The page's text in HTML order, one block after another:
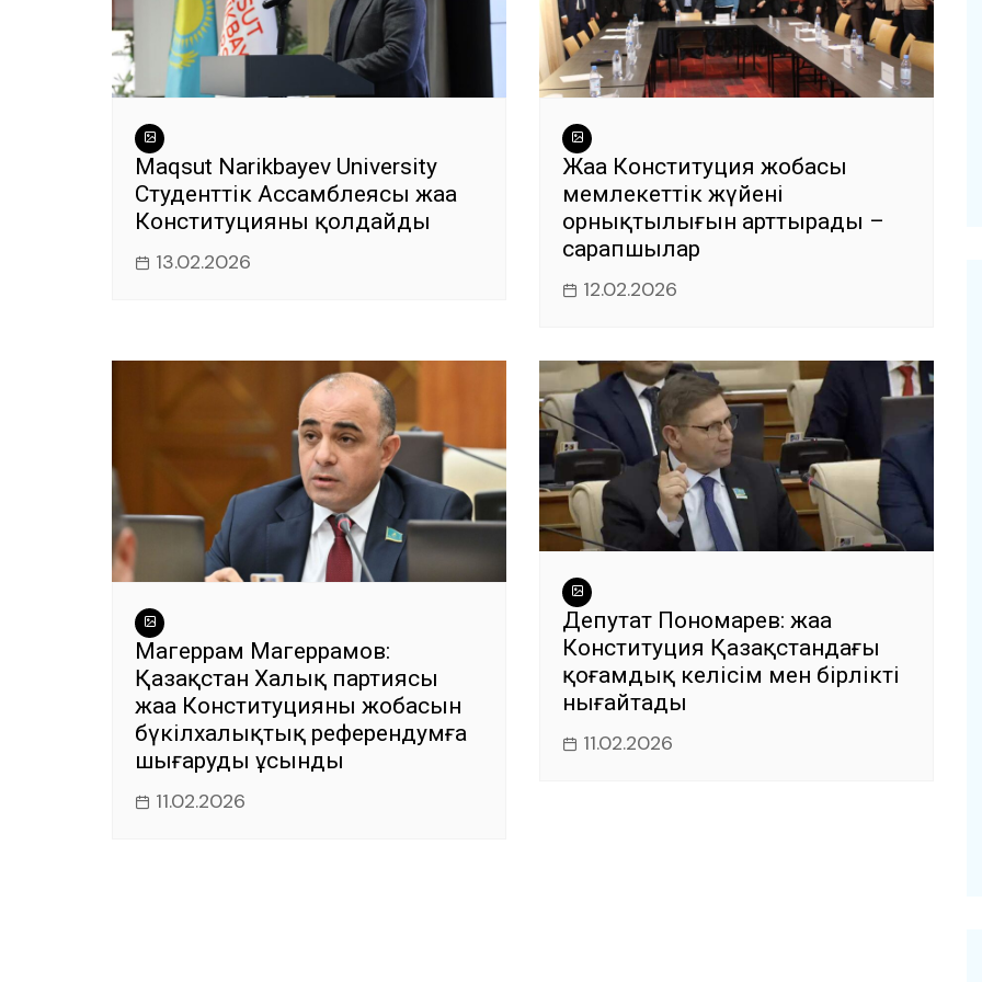
Maqsut Narikbayev University
Студенттік Ассамблеясы жаңа
Конституцияны қолдайды
13.02.2026
Жаңа Конституция жобасы
мемлекеттік жүйенің
орнықтылығын арттырады –
сарапшылар
12.02.2026
Магеррам Магеррамов:
Қазақстан Халық партиясы
жаңа Конституцияның жобасын
бүкілхалықтық референдумға
шығаруды ұсынды
11.02.2026
Депутат Пономарев: жаңа
Конституция Қазақстандағы
қоғамдық келісім мен бірлікті
нығайтады
11.02.2026